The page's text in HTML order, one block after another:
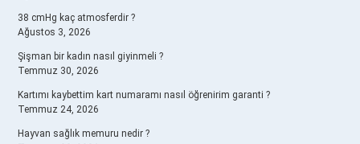
38 cmHg kaç atmosferdir ?
Ağustos 3, 2026
Şişman bir kadın nasıl giyinmeli ?
Temmuz 30, 2026
Kartımı kaybettim kart numaramı nasıl öğrenirim garanti ?
Temmuz 24, 2026
Hayvan sağlık memuru nedir ?